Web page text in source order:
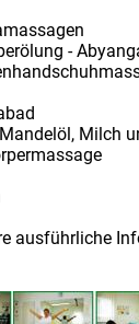
-
Milch
ausführliche